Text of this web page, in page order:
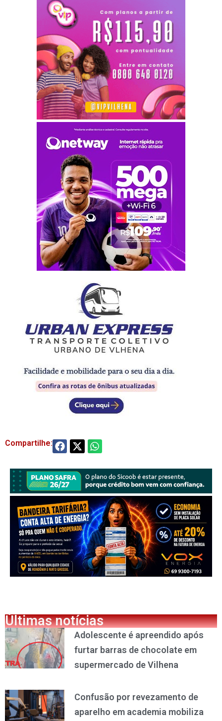
Compartilhe:
Últimas notícias
Adolescente é apreendido após
furtar barras de chocolate em
supermercado de Vilhena
Confusão por revezamento de
aparelho em academia mobiliza